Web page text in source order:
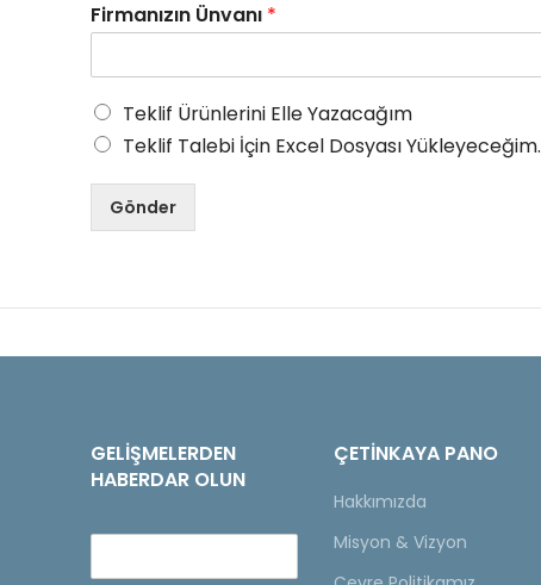
Firmanızın Ünvanı *
Teklif Ürünlerini Elle Yazacağım
Teklif Talebi İçin Excel Dosyası Yükleyeceğim.
Gönder
GELIŞMELERDEN
HABERDAR OLUN
ÇETINKAYA PANO
Hakkımızda
Misyon & Vizyon